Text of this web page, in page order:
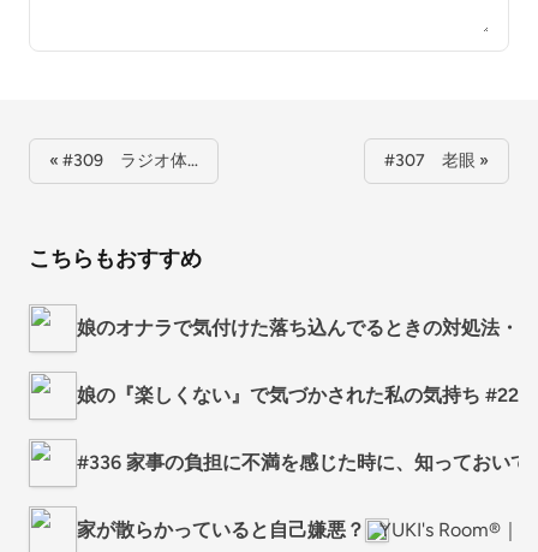
« #309 ラジオ体… #307 老眼 »
こちらもおすすめ
娘のオナラで気付けた落ち込んでるときの対処法・
娘の『楽しくない』で気づかされた私の気持ち #220
#336 家事の負担に不満を感じた時に、知っておいて
家が散らかっていると自己嫌悪？ YUKI's Room®︎｜